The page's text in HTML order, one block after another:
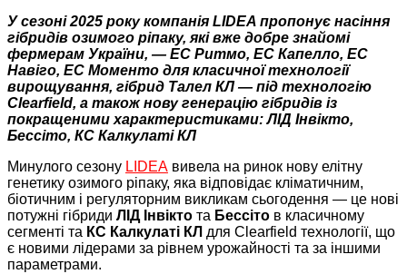
У сезоні 2025 року компанія LIDEA пропонує насіння
гібридів озимого ріпаку, які вже добре знайомі
фермерам України, — ЕС Ритмо, ЕС Капелло, ЕС
Навіго, ЕС Моменто для класичної технології
вирощування, гібрид Талел КЛ — під технологію
Clearfield, а також нову генерацію гібридів із
покращеними характеристиками: ЛІД Інвікто,
Бессіто, КС Калкулаті КЛ
Минулого сезону LIDEA вивела на ринок нову елітну
генетику озимого ріпаку, яка відповідає кліматичним,
біотичним і регуляторним викликам сьогодення — це нові
потужні гібриди ЛІД Інвікто та Бессіто в класичному
сегменті та КС Калкулаті КЛ для Clearfield технології, що
є новими лідерами за рівнем урожайності та за іншими
параметрами.